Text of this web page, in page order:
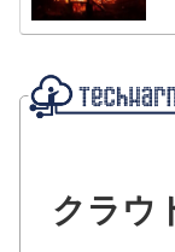
クラウ